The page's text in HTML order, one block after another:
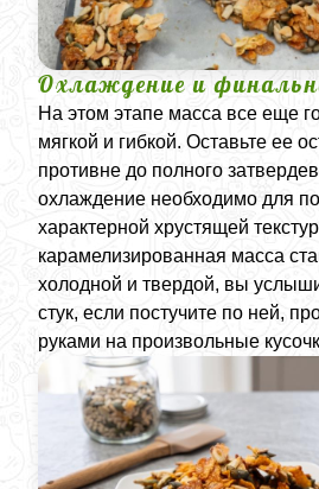
Охлаждение и
На этом этапе масса все еще
мягкой и гибкой. Оставьте ее
противне до полного
охлаждение необходимо для
характерной хрустящей
карамелизированная масса
холодной и твердой, вы
стук, если постучите по ней,
руками на произвольные